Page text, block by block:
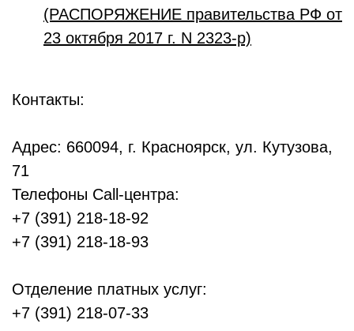
(РАСПОРЯЖЕНИЕ правительства РФ от
23 октября 2017 г. N 2323-р)
Контакты:
Адрес: 660094, г. Красноярск, ул. Кутузова,
71
Телефоны Call-центра:
+7 (391) 218-18-92
+7 (391) 218-18-93
Отделение платных услуг:
+7 (391) 218-07-33